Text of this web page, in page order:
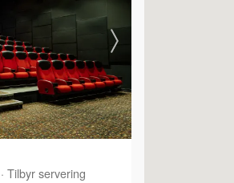
· Tilbyr servering